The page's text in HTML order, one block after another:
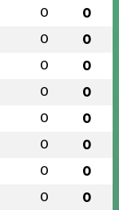
0 0
0 0
0 0
0 0
0 0
0 0
0 0
0 0